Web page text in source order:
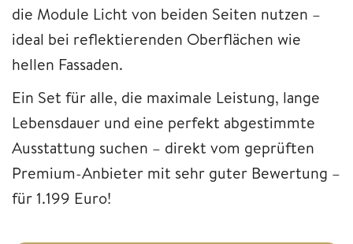
die Module Licht von beiden Seiten nutzen –
ideal bei reflektierenden Oberflächen wie
hellen Fassaden.
Ein Set für alle, die maximale Leistung, lange
Lebensdauer und eine perfekt abgestimmte
Ausstattung suchen – direkt vom geprüften
Premium-Anbieter mit sehr guter Bewertung –
für 1.199 Euro!